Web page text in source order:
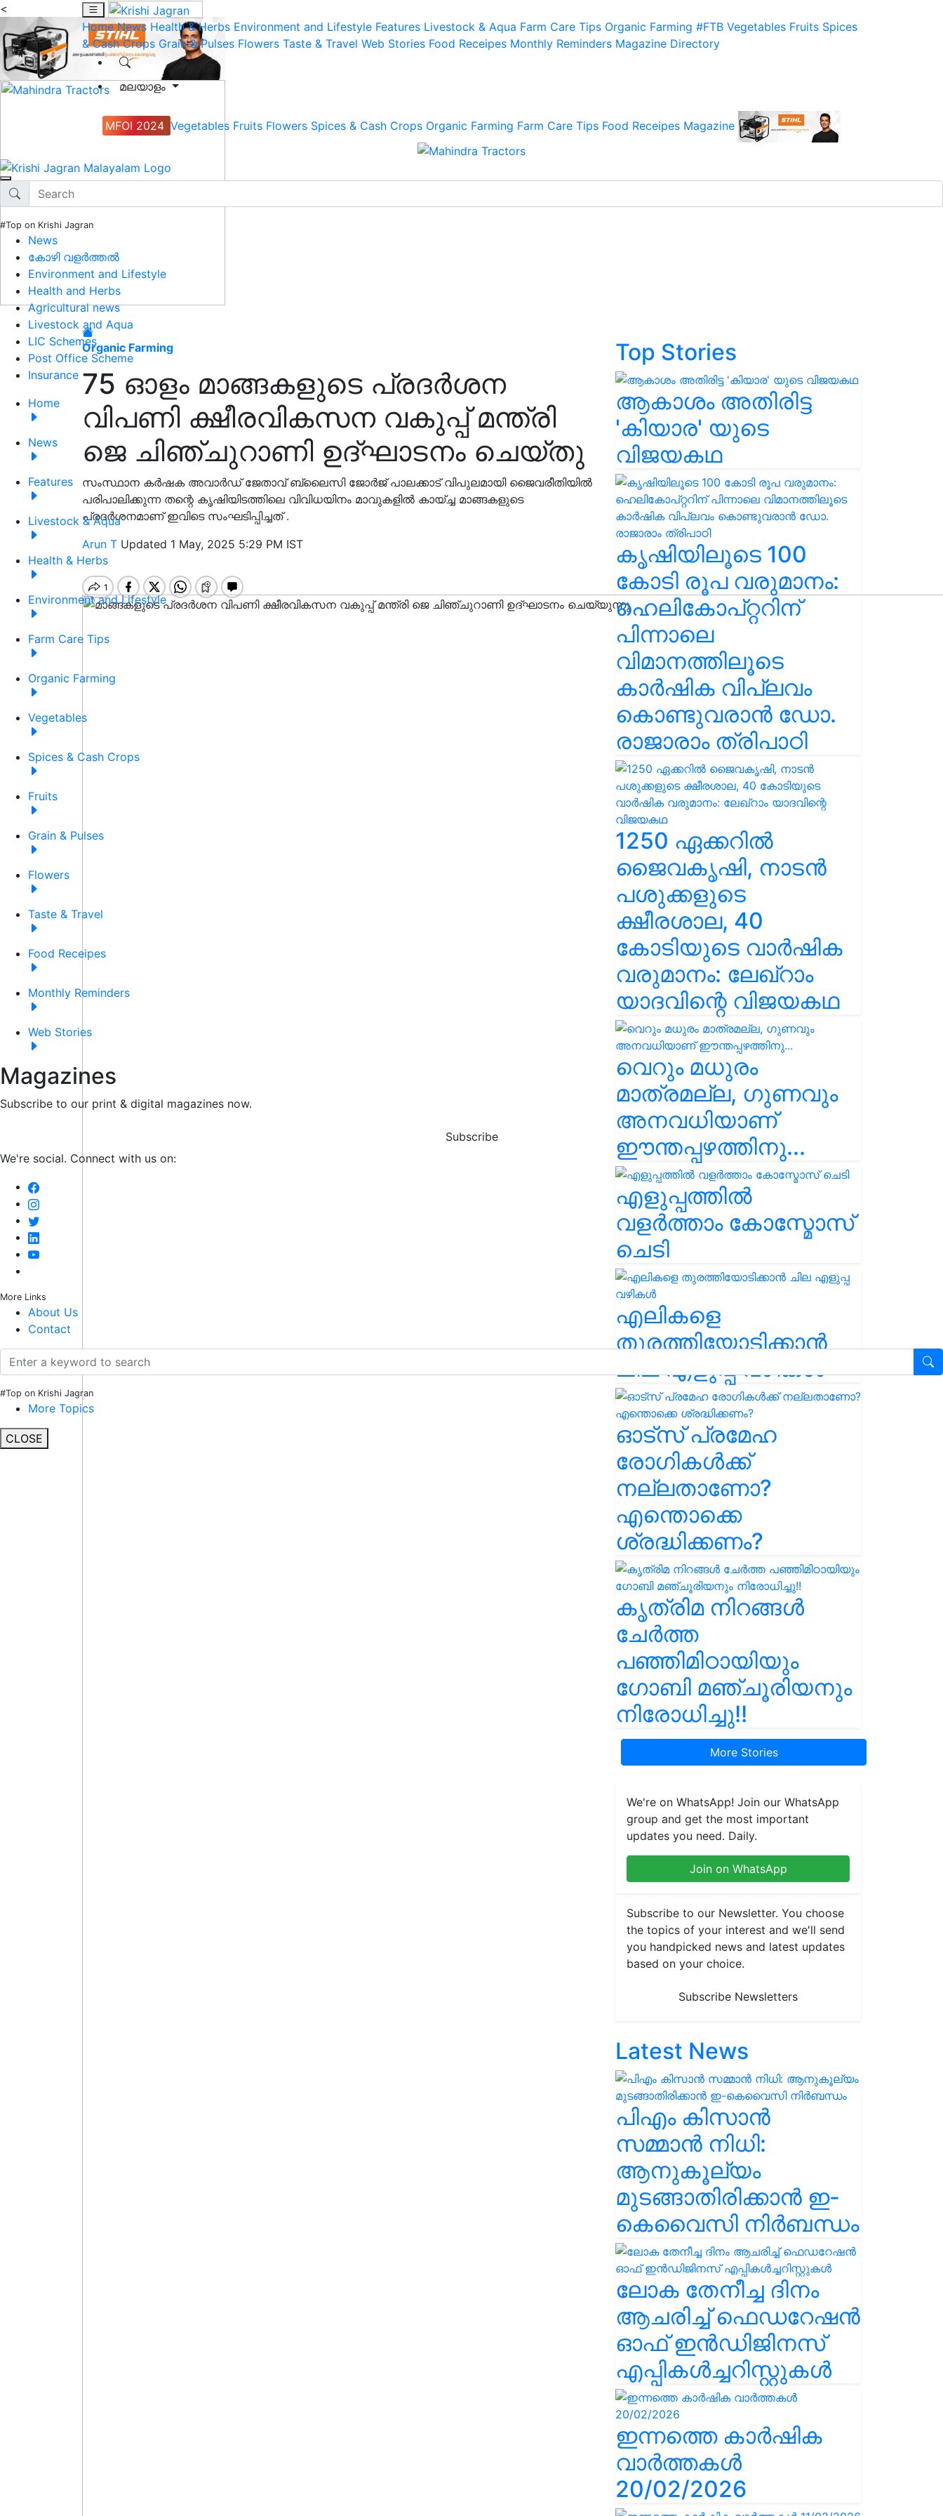
<
Home News Health & Herbs Environment and Lifestyle Features Livestock & Aqua Farm Care Tips Organic Farming #FTB Vegetables Fruits Spices
& Cash Crops Grain & Pulses Flowers Taste & Travel Web Stories Food Receipes Monthly Reminders Magazine Directory
മലയാളം
MFOI 2024 Vegetables Fruits Flowers Spices & Cash Crops Organic Farming Farm Care Tips Food Receipes Magazine
#Top on Krishi Jagran
News
കോഴി വളർത്തൽ
Environment and Lifestyle
Health and Herbs
Agricultural news
Livestock and Aqua
LIC Schemes
Post Office Scheme
Insurance
Home
News
Features
Livestock & Aqua
Health & Herbs
Environment and Lifestyle
Farm Care Tips
Organic Farming
Vegetables
Spices & Cash Crops
Fruits
Grain & Pulses
Flowers
Taste & Travel
Food Receipes
Monthly Reminders
Web Stories
Magazines
Subscribe to our print & digital magazines now.
Subscribe
We're social. Connect with us on:
More Links
About Us
Contact
#Top on Krishi Jagran
More Topics
CLOSE
Organic Farming
75 ഓളം മാങ്ങകളുടെ പ്രദർശന
വിപണി ക്ഷീരവികസന വകുപ്പ് മന്ത്രി
ജെ ചിഞ്ചുറാണി ഉദ്ഘാടനം ചെയ്തു
സംസ്ഥാന കർഷക അവാർഡ് ജേതാവ് ബ്ലൈസി ജോർജ് പാലക്കാട് വിപുലമായി ജൈവരീതിയിൽ
പരിപാലിക്കുന്ന തന്റെ കൃഷിയിടത്തിലെ വിവിധയിനം മാവുകളിൽ കായ്ച്ച മാങ്ങകളുടെ
പ്രദർശനമാണ് ഇവിടെ സംഘടിപ്പിച്ചത് .
Arun T Updated 1 May, 2025 5:29 PM IST
Top Stories
ആകാശം അതിരിട്ട
'കിയാര' യുടെ
വിജയകഥ
കൃഷിയിലൂടെ 100
കോടി രൂപ വരുമാനം:
ഹെലികോപ്റ്ററിന്
പിന്നാലെ
വിമാനത്തിലൂടെ
കാർഷിക വിപ്ലവം
കൊണ്ടുവരാൻ ഡോ.
രാജാരാം ത്രിപാഠി
1250 ഏക്കറിൽ
ജൈവകൃഷി, നാടൻ
പശുക്കളുടെ
ക്ഷീരശാല, 40
കോടിയുടെ വാർഷിക
വരുമാനം: ലേഖ്‌റാം
യാദവിന്റെ വിജയകഥ
വെറും മധുരം
മാത്രമല്ല, ഗുണവും
അനവധിയാണ്
ഈന്തപ്പഴത്തിനു...
എളുപ്പത്തിൽ
വളർത്താം കോസ്മോസ്
ചെടി
എലികളെ
തുരത്തിയോടിക്കാൻ
ചില എളുപ്പ വഴികൾ
ഓട്സ് പ്രമേഹ
രോഗികൾക്ക്
നല്ലതാണോ?
എന്തൊക്കെ
ശ്രദ്ധിക്കണം?
കൃത്രിമ നിറങ്ങൾ
ചേർത്ത
പഞ്ഞിമിഠായിയും
ഗോബി മഞ്ചൂരിയനും
നിരോധിച്ചു!!
More Stories
We're on WhatsApp! Join our WhatsApp
group and get the most important
updates you need. Daily.
Join on WhatsApp
Subscribe to our Newsletter. You choose
the topics of your interest and we'll send
you handpicked news and latest updates
based on your choice.
Subscribe Newsletters
Latest News
പിഎം കിസാൻ
സമ്മാൻ നിധി:
ആനുകൂല്യം
മുടങ്ങാതിരിക്കാൻ ഇ-
കെവൈസി നിർബന്ധം
ലോക തേനീച്ച ദിനം
ആചരിച്ച് ഫെഡറേഷൻ
ഓഫ് ഇൻഡിജിനസ്
എപ്പികൾച്ചറിസ്റ്റുകൾ
ഇന്നത്തെ കാർഷിക
വാർത്തകൾ
20/02/2026